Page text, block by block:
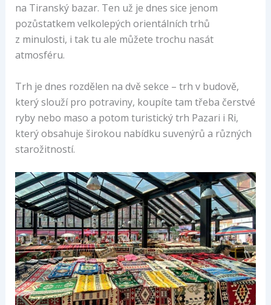
na Tiranský bazar. Ten už je dnes sice jenom
pozůstatkem velkolepých orientálních trhů
z minulosti, i tak tu ale můžete trochu nasát
atmosféru.
Trh je dnes rozdělen na dvě sekce – trh v budově,
který slouží pro potraviny, koupíte tam třeba čerstvé
ryby nebo maso a potom turistický trh Pazari i Ri,
který obsahuje širokou nabídku suvenýrů a různých
starožitností.